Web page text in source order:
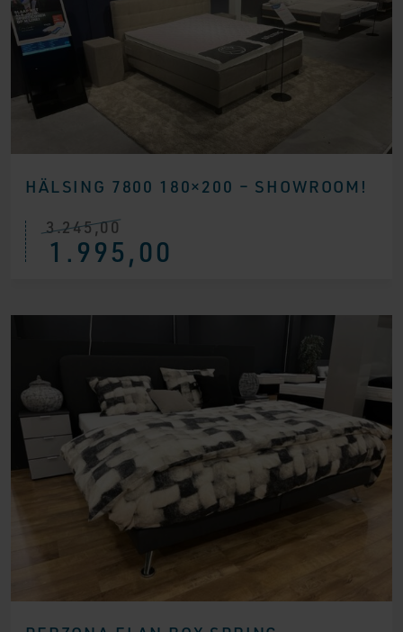
HÄLSING 7800 180×200 – SHOWROOM!
3.245,00
Ursprünglicher
Preis
war:1.995,00
Aktueller
Preis
ist: